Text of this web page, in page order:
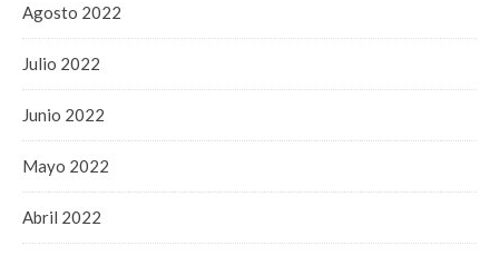
Agosto 2022
Julio 2022
Junio 2022
Mayo 2022
Abril 2022